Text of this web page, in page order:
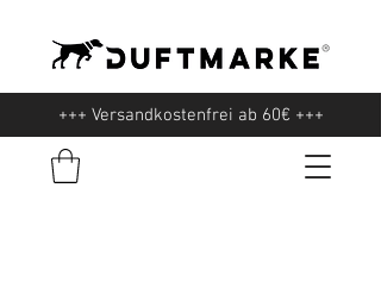
+++ Versandkostenfrei ab 60€ +++